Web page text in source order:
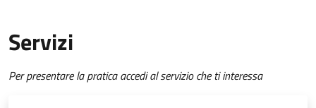
Servizi
Per presentare la pratica accedi al servizio che ti interessa